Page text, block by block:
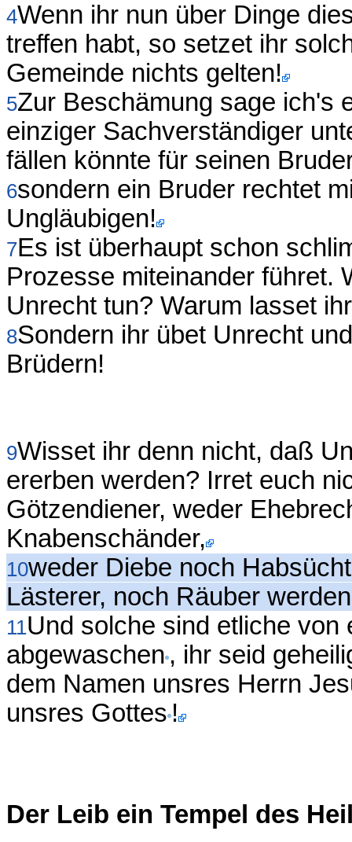
4Wenn ihr nun über Dinge
treffen habt, so setzet ihr
Gemeinde nichts gelten!
5Zur Beschämung sage ich's
einziger Sachverständiger
fällen könnte für seinen
6sondern ein Bruder rechtet
Ungläubigen!
7Es ist überhaupt schon
Prozesse miteinander führet.
Unrecht tun? Warum lasset
8Sondern ihr übet Unrecht
Brüdern!
9Wisset ihr denn nicht, daß
ererben werden? Irret euch
Götzendiener, weder
Knabenschänder,
10weder Diebe noch
Lästerer, noch Räuber
11Und solche sind etliche
abgewaschen , ihr seid
dem Namen unsres Herrn
unsres Gottes !
Der Leib ein Tempel des